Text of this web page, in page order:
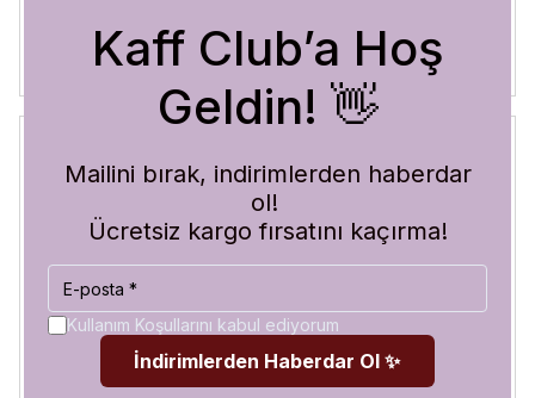
Blue Abyss
Görür görmez çok beğendim. Hem desen olarak çok şık
hem de koruma olarak çok güvenilir. Ayrıca hızlı kargolama
için teşekkürler
Kaff Club’a Hoş
Geldin! 👋
Mailini bırak, indirimlerden haberdar
ol!
Ücretsiz kargo fırsatını kaçırma!
Kullanım Koşullarını kabul ediyorum
İndirimlerden Haberdar Ol ✨